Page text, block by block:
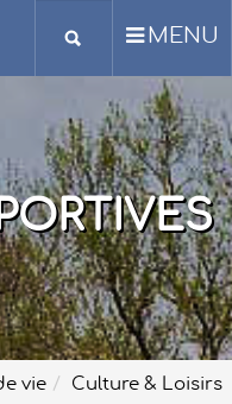
MENU
vie
Culture & Loisirs